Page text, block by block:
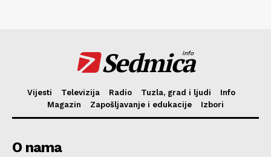
Sedmica
info
Vijesti Televizija Radio Tuzla, grad i ljudi
Info
Magazin
Zapošljavanje i edukacije Izbori
O nama